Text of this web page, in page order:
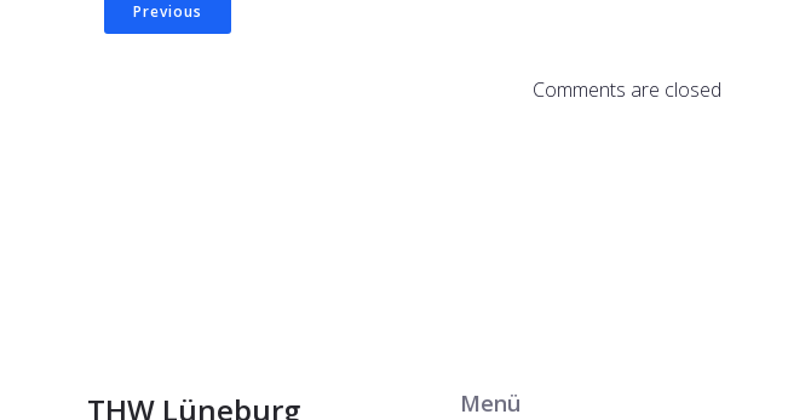
Previous
Comments are closed
THW Lüneburg Menü